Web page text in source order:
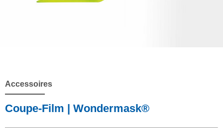
Accessoires
Coupe-Film | Wondermask®